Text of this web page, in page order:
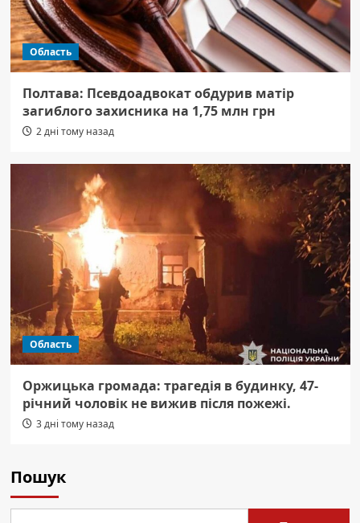
Область
Полтава: Псевдоадвокат обдурив матір
загиблого захисника на 1,75 млн грн
2 дні тому назад
Область
Оржицька громада: трагедія в будинку, 47-
річний чоловік не вижив після пожежі.
3 дні тому назад
Пошук